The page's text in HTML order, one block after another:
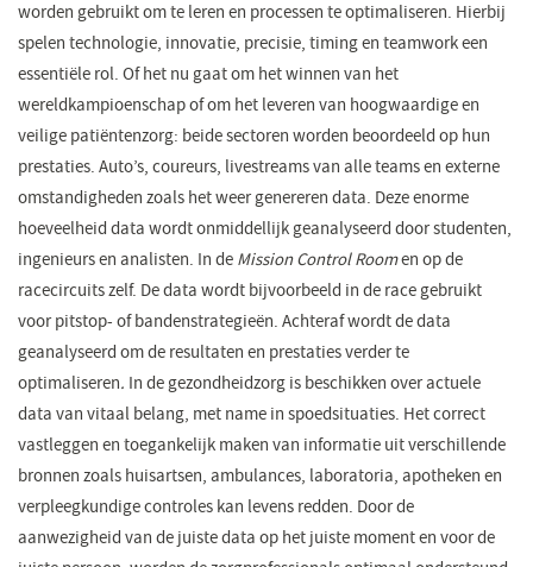
worden gebruikt om te leren en processen te optimaliseren. Hierbij
spelen technologie, innovatie, precisie, timing en teamwork een
essentiële rol. Of het nu gaat om het winnen van het
wereldkampioenschap of om het leveren van hoogwaardige en
veilige patiëntenzorg: beide sectoren worden beoordeeld op hun
prestaties. Auto’s, coureurs, livestreams van alle teams en externe
omstandigheden zoals het weer genereren data. Deze enorme
hoeveelheid data wordt onmiddellijk geanalyseerd door studenten,
ingenieurs en analisten. In de Mission Control Roomen op de
racecircuits zelf. De data wordt bijvoorbeeld in de race gebruikt
voor pitstop- of bandenstrategieën. Achteraf wordt de data
geanalyseerd om de resultaten en prestaties verder te
optimaliseren. In de gezondheidzorg is beschikken over actuele
data van vitaal belang, met name in spoedsituaties. Het correct
vastleggen en toegankelijk maken van informatie uit verschillende
bronnen zoals huisartsen, ambulances, laboratoria, apotheken en
verpleegkundige controles kan levens redden. Door de
aanwezigheid van de juiste data op het juiste moment en voor de